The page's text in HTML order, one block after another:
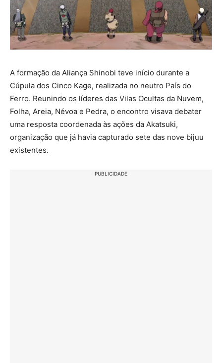
A formação da Aliança Shinobi teve início durante a
Cúpula dos Cinco Kage, realizada no neutro País do
Ferro. Reunindo os líderes das Vilas Ocultas da Nuvem,
Folha, Areia, Névoa e Pedra, o encontro visava debater
uma resposta coordenada às ações da Akatsuki,
organização que já havia capturado sete das nove bijuu
existentes.
PUBLICIDADE